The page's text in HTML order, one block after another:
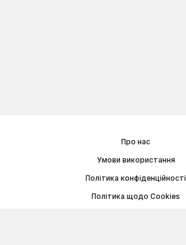
Про нас
Умови використання
Політика конфіденційності
Політика щодо Cookies